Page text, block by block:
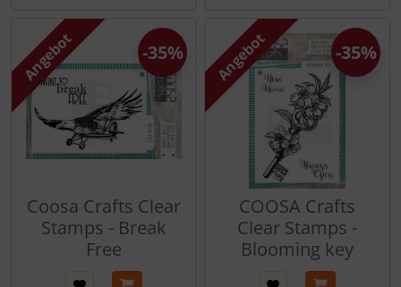
Angebot
Coosa Crafts Clear
Stamps - Break
Free
-35% Angebot
COOSA Crafts
Clear Stamps -
Blooming key
-35%